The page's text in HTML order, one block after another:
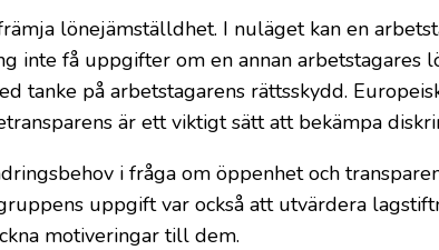
lönejämställdhet. I nuläget kan en
inte få uppgifter om en annan arbetstagares
tanke på arbetstagarens rättsskydd.
är ett viktigt sätt att bekämpa
i fråga om öppenhet och
uppgift var också att utvärdera
motiveringar till dem.